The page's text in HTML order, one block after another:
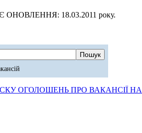
ОНОВЛЕННЯ: 18.03.2011 року.
ОГОЛОШЕНЬ ПРО ВАКАНСІЇ НА